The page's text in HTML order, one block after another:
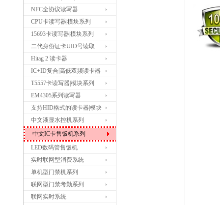
NFC全协议读写器
CPU卡读写器|模块系列
15693卡读写器|模块系列
二代身份证卡UID号读取
Hitag 2 读卡器
IC+ID复合|高低双频读卡器
T5557卡读写器|模块系列
EM4305系列读写器
支持HID格式的读卡器|模块
中文液显水控机系列
中文IC卡售饭机系列
LED数码管售饭机
实时联网型消费系统
单机型门禁机系列
联网型门禁考勤系列
联网实时系统